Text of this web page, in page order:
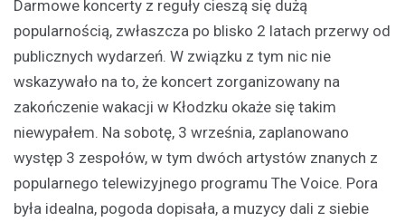
Darmowe koncerty z reguły cieszą się dużą
popularnością, zwłaszcza po blisko 2 latach przerwy od
publicznych wydarzeń. W związku z tym nic nie
wskazywało na to, że koncert zorganizowany na
zakończenie wakacji w Kłodzku okaże się takim
niewypałem. Na sobotę, 3 września, zaplanowano
występ 3 zespołów, w tym dwóch artystów znanych z
popularnego telewizyjnego programu The Voice. Pora
była idealna, pogoda dopisała, a muzycy dali z siebie